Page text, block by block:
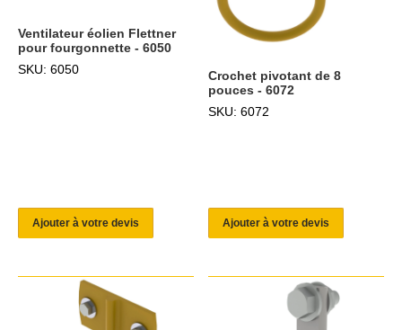
Ventilateur éolien Flettner
pour fourgonnette - 6050
SKU: 6050
Ajouter à votre devis
Crochet pivotant de 8
pouces - 6072
SKU: 6072
Ajouter à votre devis